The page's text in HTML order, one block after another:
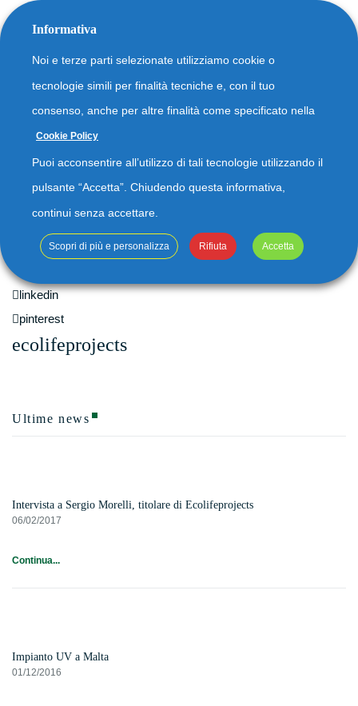
OTT
facebook
linkedin
pinterest
ecolifeprojects
Ultime news
Intervista a Sergio Morelli, titolare di Ecolifeprojects
06/02/2017
Continua...
Impianto UV a Malta
01/12/2016
Informativa
Noi e terze parti selezionate utilizziamo cookie o
tecnologie simili per finalità tecniche e, con il tuo
consenso, anche per altre finalità come specificato nella
Cookie Policy
Puoi acconsentire all’utilizzo di tali tecnologie utilizzando il
pulsante “Accetta”. Chiudendo questa informativa,
continui senza accettare.
Scopri di più e personalizza Rifiuta Accetta